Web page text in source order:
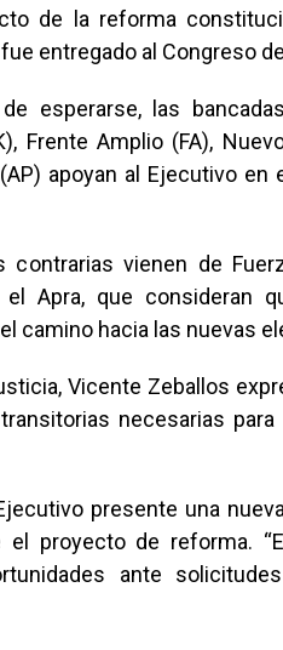
de la reforma
entregado al Congreso
esperarse, las
Frente Amplio (FA),
apoyan al Ejecutivo
vienen de
el Apra, que consideran
camino hacia las nuevas
Vicente Zeballos
necesarias
presente una
proyecto de reforma.
ante